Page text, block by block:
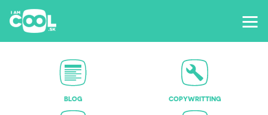
BLOG COPYWRITTING